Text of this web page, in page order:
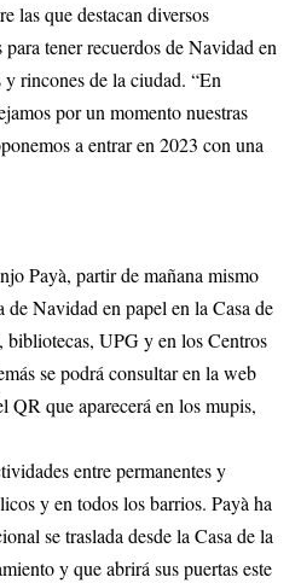
las que destacan diversos
tener recuerdos de Navidad en
rincones de la ciudad. “En
por un momento nuestras
a entrar en 2023 con una
Payà, partir de mañana mismo
de Navidad en papel en la Casa de
UPG y en los Centros
se podrá consultar en la web
QR que aparecerá en los mupis,
entre permanentes y
y en todos los barrios. Payà ha
se traslada desde la Casa de la
y que abrirá sus puertas este